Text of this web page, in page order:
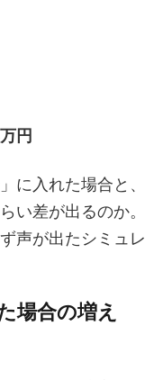
円
に入れた場合と、
い差が出るのか。
声が出たシミュレ
場合の増え